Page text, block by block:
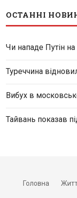
ОСТАННІ
Чи нападе Путін
Туреччина
Вибух в
Тайвань показав
Головна